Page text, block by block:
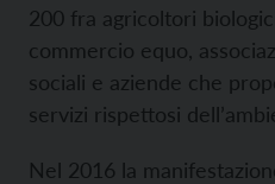
200 fra agricoltori
commercio equo,
sociali e aziende che
servizi rispettosi
Nel 2016 la